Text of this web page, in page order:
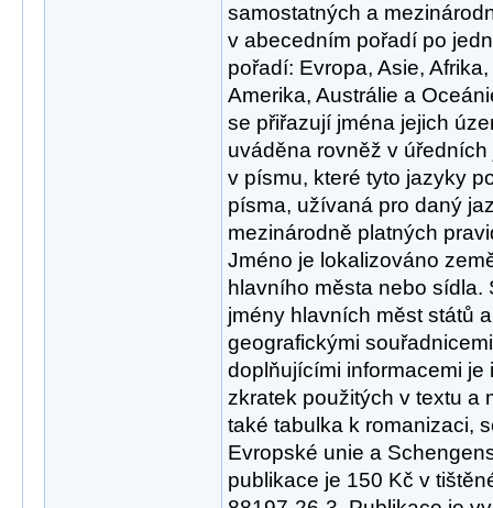
samostatných a
v abecedním pořadí po
pořadí: Evropa, Asie,
Amerika, Austrálie a
se přiřazují jména jejich
uváděna rovněž v
v písmu, které tyto jazyky
písma, užívaná pro daný
mezinárodně platných
Jméno je lokalizováno
hlavního města nebo sídla.
jmény hlavních měst států
geografickými
doplňujícími informacemi je
zkratek použitých v textu a
také tabulka k romanizaci,
Evropské unie a
publikace je 150 Kč v